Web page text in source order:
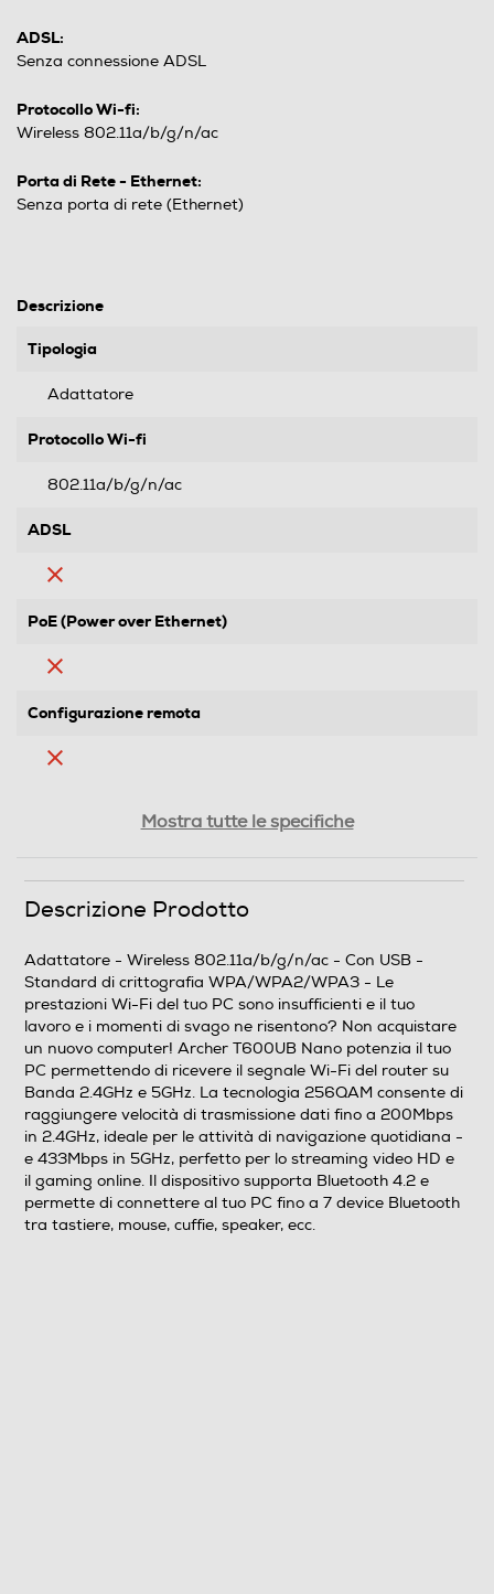
ADSL:
Senza connessione ADSL
Protocollo Wi-fi:
Wireless 802.11a/b/g/n/ac
Porta di Rete - Ethernet:
Senza porta di rete (Ethernet)
Descrizione
Tipologia
Adattatore
Protocollo Wi-fi
802.11a/b/g/n/ac
ADSL
PoE (Power over Ethernet)
Configurazione remota
Descrizione marketing
Le prestazioni Wi-Fi del tuo PC sono insufficienti e il tuo
lavoro e i momenti di svago ne risentono? Non
acquistare un nuovo computer! Archer T600UB Nano
potenzia il tuo PC permettendo di ricevere il segnale
Wi-Fi del router su Banda 2.4GHz e 5GHz. La tecnologia
256QAM consente di raggiungere velocità di
trasmissione dati fino a 200Mbps in 2.4GHz, ideale per
le attività di navigazione quotidiana - e 433Mbps in
5GHz, perfetto per lo streaming video HD e il gaming
Mostra tutte le specifiche
Descrizione Prodotto
Adattatore - Wireless 802.11a/b/g/n/ac - Con USB -
Standard di crittografia WPA/WPA2/WPA3 - Le
prestazioni Wi-Fi del tuo PC sono insufficienti e il tuo
lavoro e i momenti di svago ne risentono? Non acquistare
un nuovo computer! Archer T600UB Nano potenzia il tuo
PC permettendo di ricevere il segnale Wi-Fi del router su
Banda 2.4GHz e 5GHz. La tecnologia 256QAM consente di
raggiungere velocità di trasmissione dati fino a 200Mbps
in 2.4GHz, ideale per le attività di navigazione quotidiana -
e 433Mbps in 5GHz, perfetto per lo streaming video HD e
il gaming online. Il dispositivo supporta Bluetooth 4.2 e
permette di connettere al tuo PC fino a 7 device Bluetooth
tra tastiere, mouse, cuffie, speaker, ecc.